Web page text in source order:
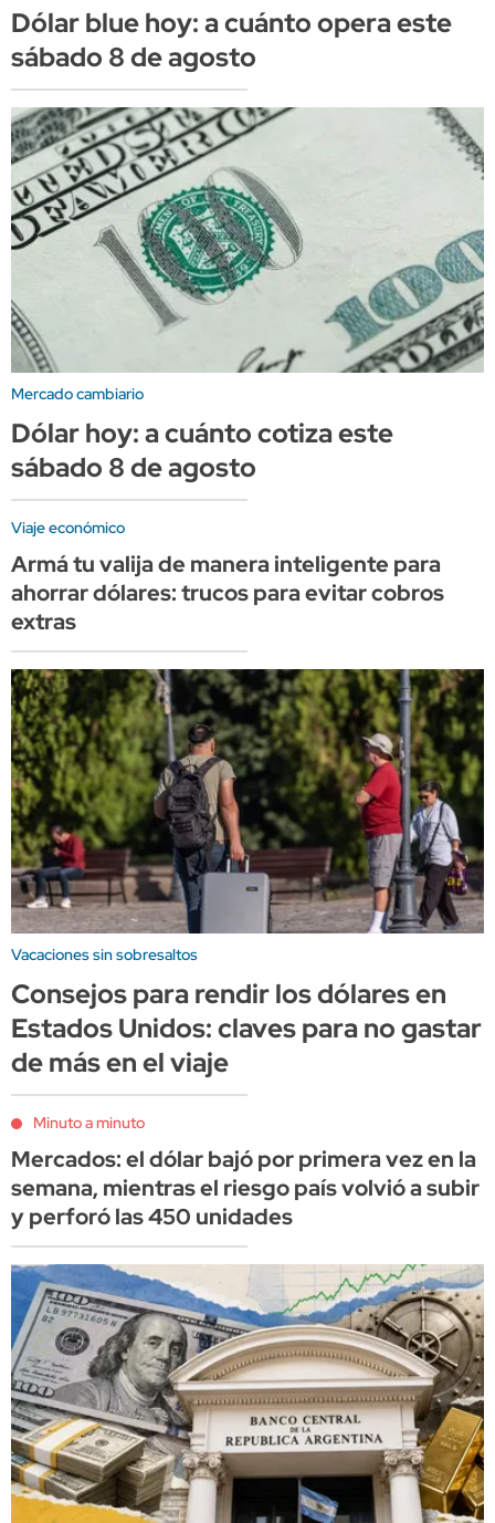
Dólar blue hoy: a cuánto opera este
sábado 8 de agosto
Mercado cambiario
Dólar hoy: a cuánto cotiza este
sábado 8 de agosto
Viaje económico
Armá tu valija de manera inteligente para
ahorrar dólares: trucos para evitar cobros
extras
Vacaciones sin sobresaltos
Consejos para rendir los dólares en
Estados Unidos: claves para no gastar
de más en el viaje
Minuto a minuto
Mercados: el dólar bajó por primera vez en la
semana, mientras el riesgo país volvió a subir
y perforó las 450 unidades